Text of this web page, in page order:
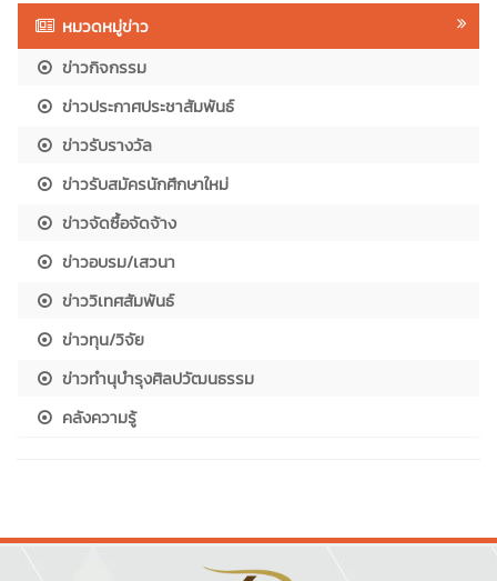
หมวดหมู่ข่าว
ข่าวกิจกรรม
ข่าวประกาศประชาสัมพันธ์
ข่าวรับรางวัล
ข่าวรับสมัครนักศึกษาใหม่
ข่าวจัดซื้อจัดจ้าง
ข่าวอบรม/เสวนา
ข่าววิเทศสัมพันธ์
ข่าวทุน/วิจัย
ข่าวทำนุบำรุงศิลปวัฒนธรรม
คลังความรู้